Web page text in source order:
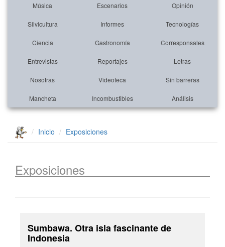
Música Escenarios Opinión
Silvicultura Informes Tecnologías
Ciencia Gastronomía Corresponsales
Entrevistas Reportajes Letras
Nosotras Videoteca Sin barreras
Mancheta Incombustibles Análisis
Inicio Exposiciones
Exposiciones
Sumbawa. Otra isla fascinante de
Indonesia